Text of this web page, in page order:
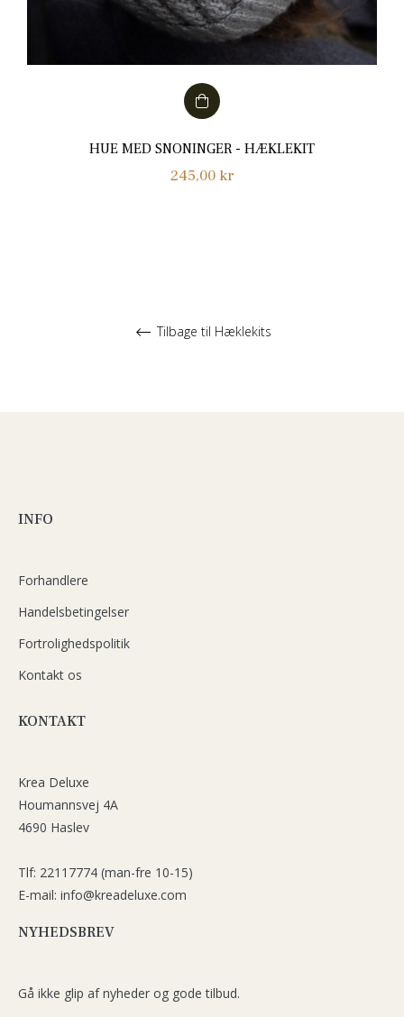
HUE MED SNONINGER - HÆKLEKIT
Normalpris
245,00 kr
Tilbage til Hæklekits
INFO
Forhandlere
Handelsbetingelser
Fortrolighedspolitik
Kontakt os
KONTAKT
Krea Deluxe
Houmannsvej 4A
4690 Haslev
Tlf: 22117774 (man-fre 10-15)
E-mail: info@kreadeluxe.com
NYHEDSBREV
Gå ikke glip af nyheder og gode tilbud.